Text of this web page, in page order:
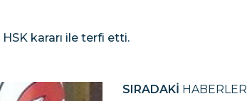
kararı ile terfi etti.
SIRADAKİ HABERLER